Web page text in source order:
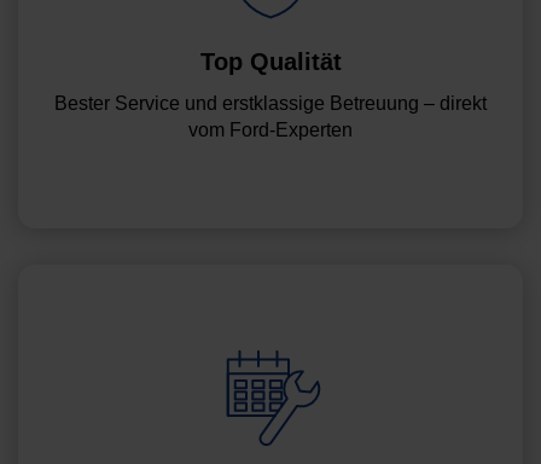
Top Qualität
Bester Service und erstklassige Betreuung – direkt
vom Ford-Experten